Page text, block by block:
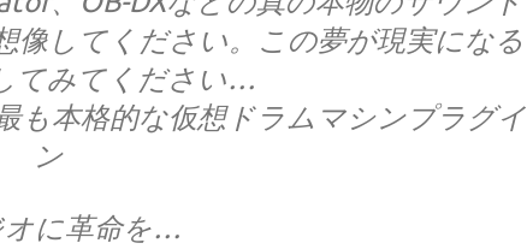
像してください。この夢が現実になる
てみてください…
も本格的な仮想ドラムマシンプラグイ
ン
オに革命を…